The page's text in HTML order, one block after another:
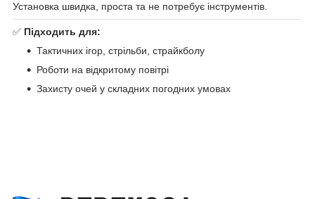
Установка швидка, проста та не потребує інструментів.
✅ Підходить для:
Тактичних ігор, стрільби, страйкболу
Роботи на відкритому повітрі
Захисту очей у складних погодних умовах